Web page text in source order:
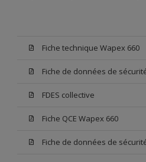
Fiche technique Wapex 660
FDES collective
Fiche QCE Wapex 660